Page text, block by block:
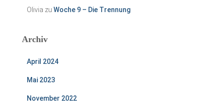
Olivia zu Woche 9 – Die Trennung
Archiv
April 2024
Mai 2023
November 2022